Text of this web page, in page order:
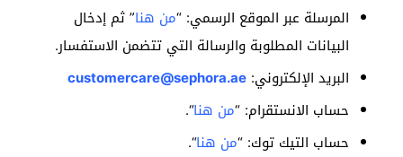
المرسلة عبر الموقع الرسمي: “من هنا” ثم إدخال
البيانات المطلوبة والرسالة التي تتضمن الاستفسار.
البريد الإلكتروني: customercare@sephora.ae
حساب الانستقرام: “من هنا“.
حساب التيك توك: “من هنا“.